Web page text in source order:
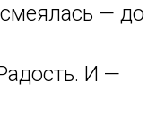
— до
И —